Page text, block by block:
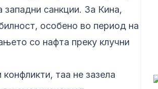
западни санкции. За Кина,
особено во период на
со нафта преку клучни
таа не зазела